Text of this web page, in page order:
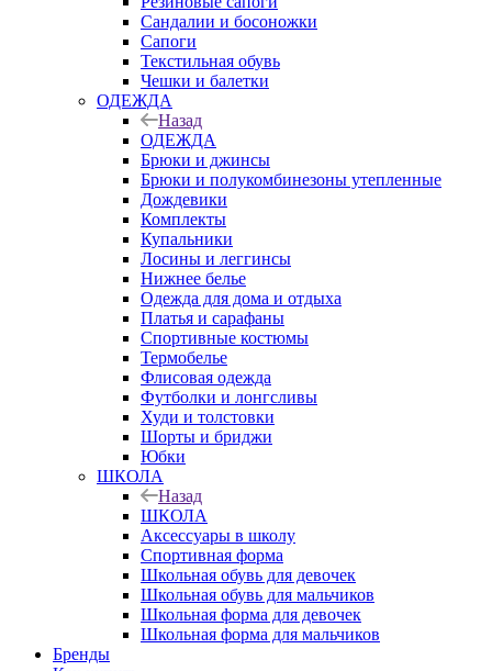
Сандалии и босоножки
Сапоги
Текстильная обувь
Чешки и балетки
ОДЕЖДА
Назад
ОДЕЖДА
Брюки и джинсы
Брюки и полукомбинезоны утепленные
Дождевики
Комплекты
Купальники
Лосины и леггинсы
Нижнее белье
Одежда для дома и отдыха
Платья и сарафаны
Спортивные костюмы
Термобелье
Флисовая одежда
Футболки и лонгсливы
Худи и толстовки
Шорты и бриджи
Юбки
ШКОЛА
Назад
ШКОЛА
Аксессуары в школу
Спортивная форма
Школьная обувь для девочек
Школьная обувь для мальчиков
Школьная форма для девочек
Школьная форма для мальчиков
Бренды